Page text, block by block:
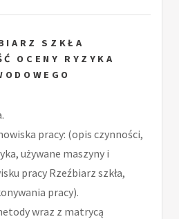
SZKŁA
OCENY RYZYKA
pracy: (opis czynności,
używane maszyny i
pracy Rzeźbiarz szkła,
pracy).
wraz z matrycą